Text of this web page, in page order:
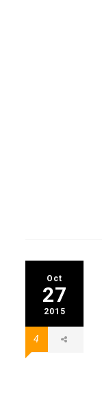
Oct
27
2015
4